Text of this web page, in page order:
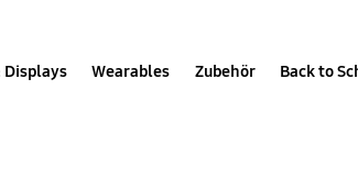
Displays Wearables Zubehör Back to